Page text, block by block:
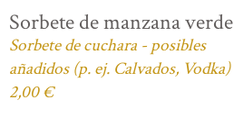
Sorbete de manzana verde
Sorbete de cuchara - posibles
añadidos (p. ej. Calvados, Vodka)
2,00 €